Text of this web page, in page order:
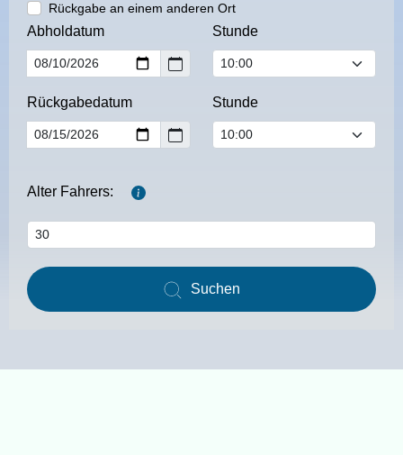
Rückgabe an einem anderen Ort
Abholdatum Stunde
Rückgabedatum Stunde
Alter Fahrers:
Suchen